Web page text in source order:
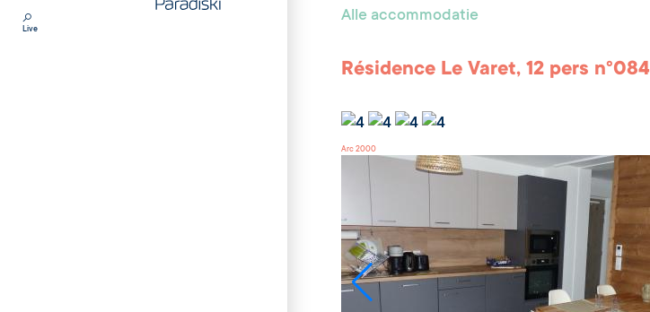
Live
Alle accommodatie
Résidence Le Varet, 12 pers n°084
Arc 2000